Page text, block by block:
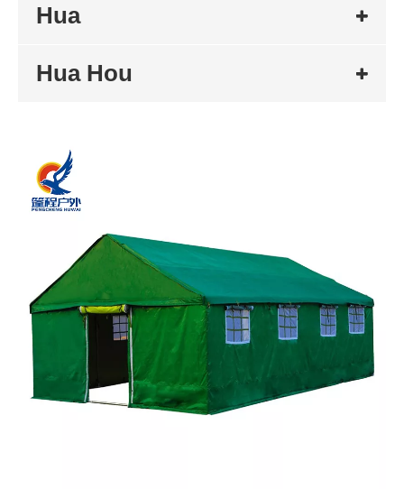
Hua
Hua Hou